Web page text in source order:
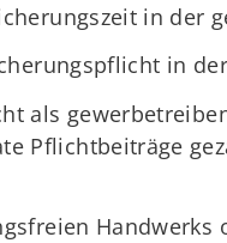
in der
in
als
Pflichtbeiträge